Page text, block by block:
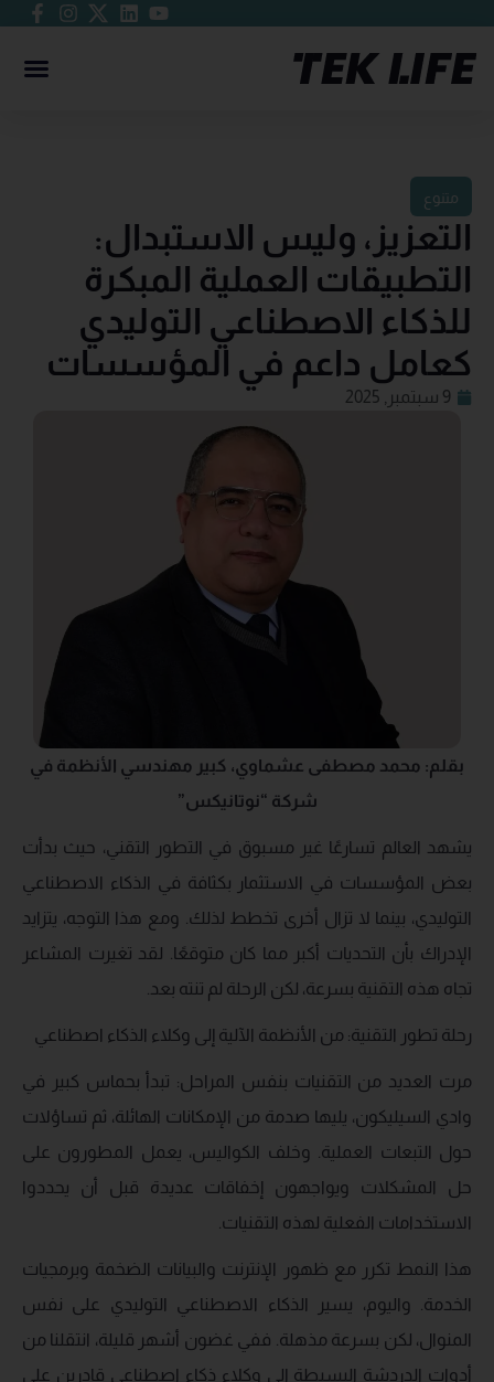
متنوع
التعزيز، وليس الاستبدال:
التطبيقات العملية المبكرة
للذكاء الاصطناعي التوليدي
كعامل داعم في المؤسسات
9 سبتمبر, 2025
بقلم: محمد مصطفى عشماوي، كبير مهندسي الأنظمة في
شركة “نوتانيكس”
يشهد العالم تسارعًا غير مسبوق في التطور التقني، حيث بدأت
بعض المؤسسات في الاستثمار بكثافة في الذكاء الاصطناعي
التوليدي، بينما لا تزال أخرى تخطط لذلك. ومع هذا التوجه، يتزايد
الإدراك بأن التحديات أكبر مما كان متوقعًا. لقد تغيرت المشاعر
تجاه هذه التقنية بسرعة، لكن الرحلة لم تنته بعد.
رحلة تطور التقنية: من الأنظمة الآلية إلى وكلاء الذكاء اصطناعي
مرت العديد من التقنيات بنفس المراحل: تبدأ بحماس كبير في
وادي السيليكون، يليها صدمة من الإمكانات الهائلة، ثم تساؤلات
حول التبعات العملية. وخلف الكواليس، يعمل المطورون على
حل المشكلات ويواجهون إخفاقات عديدة قبل أن يحددوا
الاستخدامات الفعلية لهذه التقنيات.
هذا النمط تكرر مع ظهور الإنترنت والبيانات الضخمة وبرمجيات
الخدمة. واليوم، يسير الذكاء الاصطناعي التوليدي على نفس
المنوال، لكن بسرعة مذهلة. ففي غضون أشهر قليلة، انتقلنا من
أدوات الدردشة البسيطة إلى وكلاء ذكاء اصطناعي قادرين على